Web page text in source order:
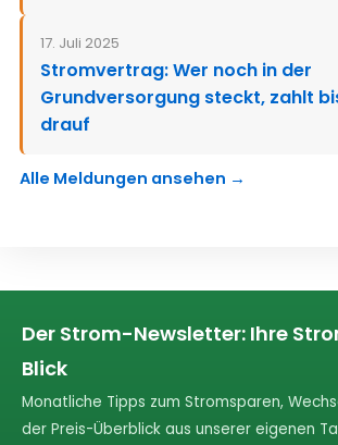
17. Juli 2025
Stromvertrag: Wer noch in der
Grundversorgung steckt, zahlt
drauf
Alle Meldungen ansehen →
Der Strom-Newsletter: Ihre
Blick
Monatliche Tipps zum Stromsparen,
der Preis-Überblick aus unserer eigenen